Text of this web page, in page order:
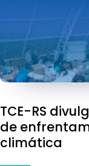
TCE-RS
de
climática